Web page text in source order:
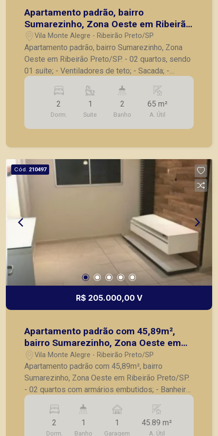
Apartamento padrão, bairro
Sumarezinho, Zona Oeste em Ribeirão
Preto/SP.
Vila Monte Alegre - Ribeirão Preto/SP
Apartamento padrão, bairro Sumarezinho, Zona
Oeste em Ribeirão Preto/SP. - 02 quartos, sendo
01 suíte; - Ventiladores de teto; - Sacada; -
Cozinha; - Lavanderia; - 01 vaga de garagem
coberta (com possibilidade de uma 2ª vaga); A
Piramid tem como objetivo atender seus clientes
com agilidade e segurança, em locação, vendas
de imóveis prontos, usados ou mesmo nos
2
Dorm.
1
Suite
2
Banho
65 m²
A. Útil
Cód. 210497
R$ 205.000,00 V
Apartamento padrão com 45,89m²,
bairro Sumarezinho, Zona Oeste em
Ribeirão Preto/SP.
Vila Monte Alegre - Ribeirão Preto/SP
Apartamento padrão com 45,89m², bairro
Sumarezinho, Zona Oeste em Ribeirão Preto/SP.
- 02 quartos com armários embutidos; - Banheiro
social completo; - Sala para 02 ambientes; -
Cozinha com armários planejados; - Área de
serviço com armários; - 01 vaga de garagem. A
2
Dorm.
1
Banho
1
Garagem
45.89 m²
A. Útil